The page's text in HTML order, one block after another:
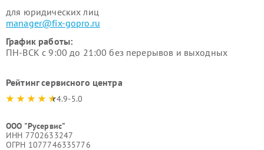
для юридических лиц
manager@fix-gopro.ru
График работы:
ПН-ВСК с 9:00 до 21:00 без перерывов и выходных
Рейтинг сервисного центра
4.9-5.0
ООО "Русервис"
ИНН 7702633247
ОГРН 1077746335776